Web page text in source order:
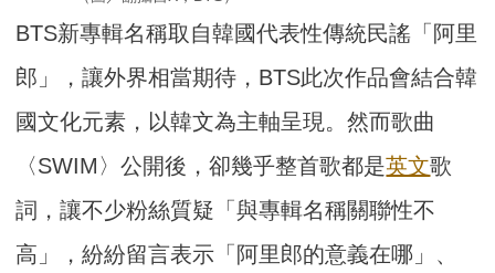
BTS新專輯名稱取自韓國代表性傳統民謠「阿里
郎」，讓外界相當期待，BTS此次作品會結合韓
國文化元素，以韓文為主軸呈現。然而歌曲
〈SWIM〉公開後，卻幾乎整首歌都是英文歌
詞，讓不少粉絲質疑「與專輯名稱關聯性不
高」，紛紛留言表示「阿里郎的意義在哪」、